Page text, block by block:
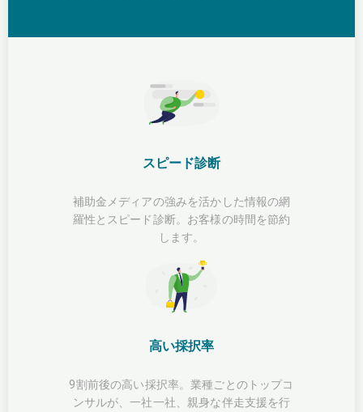
スピード診断
補助金メディアの強みを活かした情報の網
羅性とスピード診断。お客様の時間を節約
します。
高い採択率
9割前後の高い採択率。業種ごとのトップコ
ンサルが、一社一社、親身な伴走支援を行